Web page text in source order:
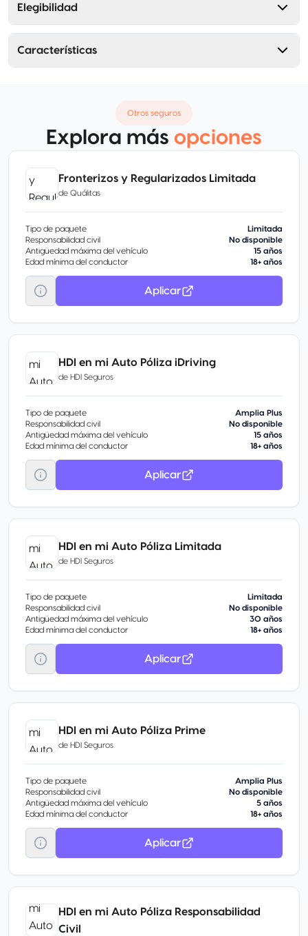
Elegibilidad
Características
Otros seguros
Explora más opciones
Fronterizos y Regularizados Limitada
de Quálitas
Tipo de paquete
Limitada
Responsabilidad civil
No disponible
Antigüedad máxima del vehículo
15 años
Edad mínima del conductor
18+ años
Aplicar
HDI en mi Auto Póliza iDriving
de HDI Seguros
Tipo de paquete
Amplia Plus
Responsabilidad civil
No disponible
Antigüedad máxima del vehículo
15 años
Edad mínima del conductor
18+ años
Aplicar
HDI en mi Auto Póliza Limitada
de HDI Seguros
Tipo de paquete
Limitada
Responsabilidad civil
No disponible
Antigüedad máxima del vehículo
30 años
Edad mínima del conductor
18+ años
Aplicar
HDI en mi Auto Póliza Prime
de HDI Seguros
Tipo de paquete
Amplia Plus
Responsabilidad civil
No disponible
Antigüedad máxima del vehículo
5 años
Edad mínima del conductor
18+ años
Aplicar
HDI en mi Auto Póliza Responsabilidad
Civil